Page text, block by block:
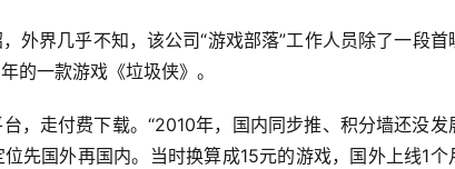
外界几乎不知，该公司“游戏部落”工作人员除了一段首
的一款游戏《垃圾侠》。
，走付费下载。“2010年，国内同步推、积分墙还没发
先国外再国内。当时换算成15元的游戏，国外上线1个